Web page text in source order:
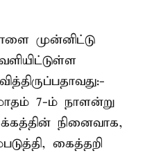
முன்னிட்டு
7-ம் நாளன்று
நினைவாக,
கைத்தறி